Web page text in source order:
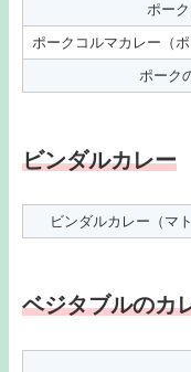
ポー
ポークコルマカレー（
ポーク
ビンダルカレー
ビンダルカレー（マ
ベジタブルのカ